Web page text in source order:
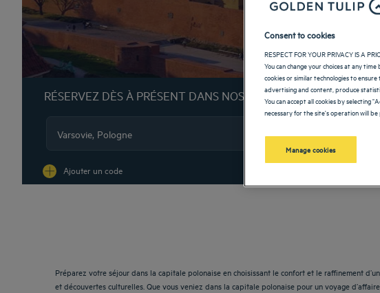
RÉSERVEZ DÈS À PRÉSENT DANS NOS HÔTELS GOLDEN TULIP
Navigate forward to
Ajouter un code
Préparez votre séjour dans la capitale polonaise en choisissant le confort et le raffinement d’un
et découvertes culturelles. Que vous veniez dans la capitale polonaise pour un voyage
Consent to cookies
RESPECT FOR YOUR PRIVACY IS A
You can change your choices at any
cookies or similar technologies to
advertising and content, produce
You can accept all cookies by selecting
necessary for the site's operation will be
Manage cookies